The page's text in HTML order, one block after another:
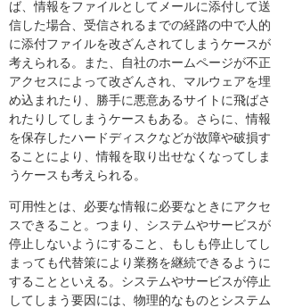
ば、情報をファイルとしてメールに添付して送
信した場合、受信されるまでの経路の中で人的
に添付ファイルを改ざんされてしまうケースが
考えられる。また、自社のホームページが不正
アクセスによって改ざんされ、マルウェアを埋
め込まれたり、勝手に悪意あるサイトに飛ばさ
れたりしてしまうケースもある。さらに、情報
を保存したハードディスクなどが故障や破損す
ることにより、情報を取り出せなくなってしま
うケースも考えられる。
可用性とは、必要な情報に必要なときにアクセ
スできること。つまり、システムやサービスが
停止しないようにすること、もしも停止してし
まっても代替策により業務を継続できるように
することといえる。システムやサービスが停止
してしまう要因には、物理的なものとシステム